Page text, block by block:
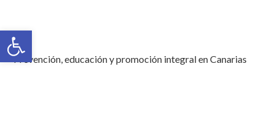
Abrir barra de herramientas
Prevención, educación y promoción integral en Canarias